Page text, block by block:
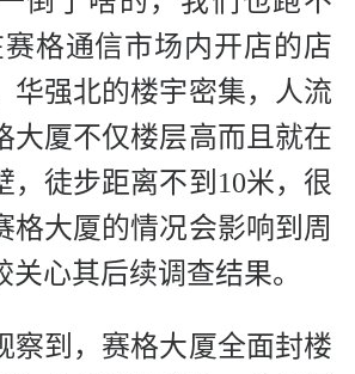
格通信市场内开店的店
华强北的楼宇密集，人流
大厦不仅楼层高而且就在
，徒步距离不到10米，很
格大厦的情况会影响到周
关心其后续调查结果。
察到，赛格大厦全面封楼